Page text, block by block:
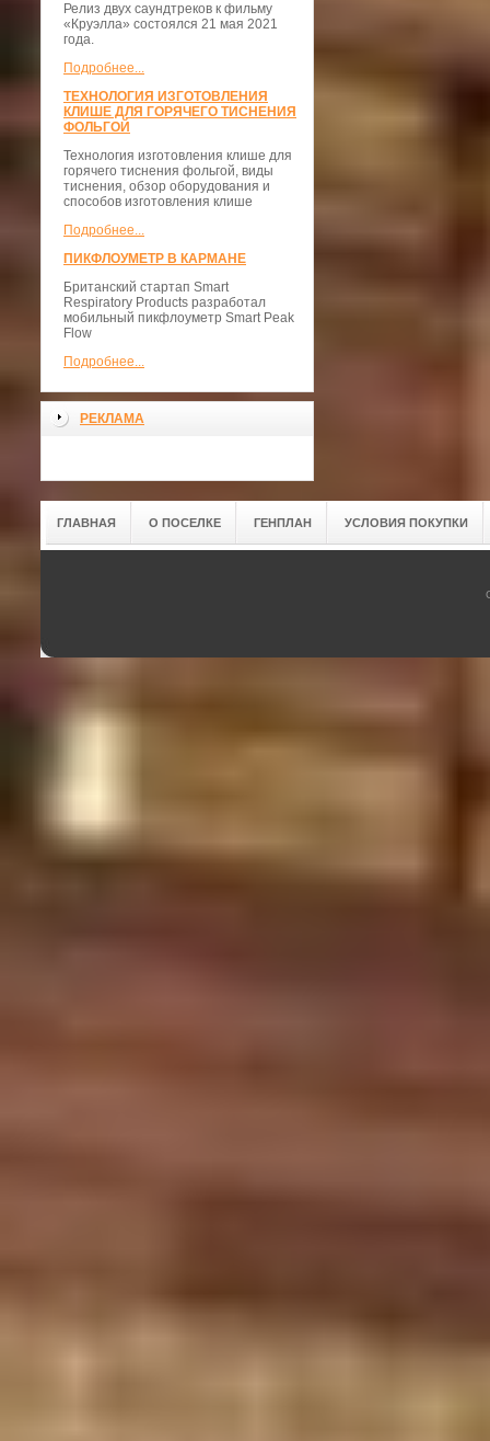
Релиз двух саундтреков к фильму
«Круэлла» состоялся 21 мая 2021
года.
Подробнее...
ТЕХНОЛОГИЯ ИЗГОТОВЛЕНИЯ
КЛИШЕ ДЛЯ ГОРЯЧЕГО ТИСНЕНИЯ
ФОЛЬГОЙ
Технология изготовления клише для
горячего тиснения фольгой, виды
тиснения, обзор оборудования и
способов изготовления клише
Подробнее...
ПИКФЛОУМЕТР В КАРМАНЕ
Британский стартап Smart
Respiratory Products разработал
мобильный пикфлоуметр Smart Peak
Flow
Подробнее...
РЕКЛАМА
ГЛАВНАЯ О ПОСЕЛКЕ ГЕНПЛАН УСЛОВИЯ ПОКУПКИ